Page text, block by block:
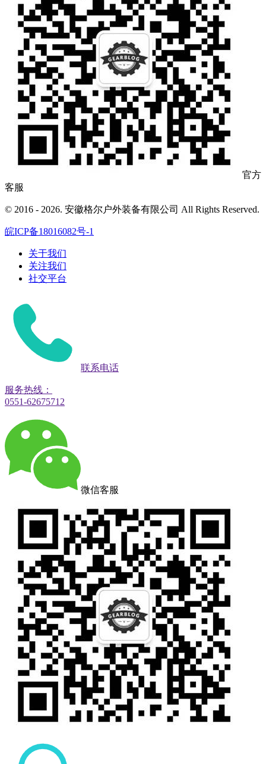
官方
客服
© 2016 - 2026. 安徽格尔户外装备有限公司 All Rights Reserved.
皖ICP备18016082号-1
关于我们
关注我们
社交平台
联系电话
服务热线：
0551-62675712
微信客服